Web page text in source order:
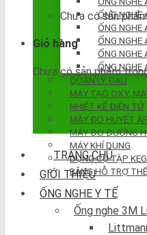
Chưa có sản
Giỏ hàng
Chưa có sản phẩm
ỐNG NGHE
ỐNG NGHE
ỐNG NGHE
ỐNG NGHE
ỐNG NGHE
QUẢN LÝ ĐAU
MÁY TẠO OXY,
NHIỆT KẾ ĐIỆN TỬ
MÁY ĐO HUYẾT
MÁY ĐO ĐƯỜNG
MÁY KHÍ DUNG
DỤNG CỤ TẬP
BĂNG HỖ TRỢ
TRANG CHỦ
GIỚI THIỆU
ỐNG NGHE Y TẾ
Ống nghe 3M